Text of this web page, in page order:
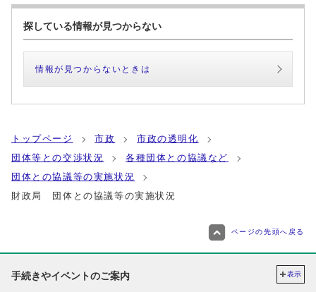
探している情報が見つからない
情報が見つからないときは
トップページ 市政
市政の透明化
団体等との交渉状況
各種団体との協議など
団体との協議等の実施状況
財政局 団体との協議等の実施状況
ページの先頭へ戻る
手続きやイベントのご案内 表示